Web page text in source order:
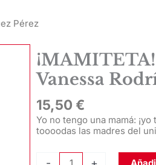
Pérez
Vanessa
15,50 €
Yo no tengo una mamá:
toooodas las madres del
¡MAMITETA!